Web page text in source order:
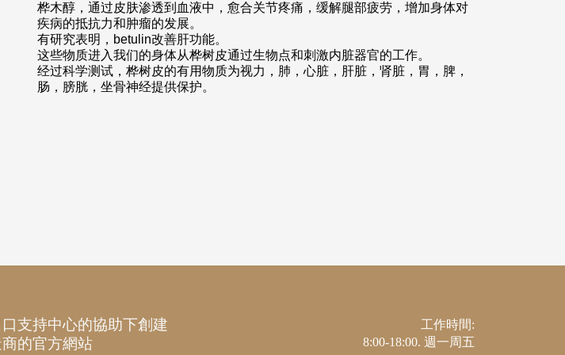
桦木醇，通过皮肤渗透到血液中，愈合关节疼痛，缓解腿部疲劳，增加身体对
疾病的抵抗力和肿瘤的发展。
有研究表明，betulin改善肝功能。
这些物质进入我们的身体从桦树皮通过生物点和刺激内脏器官的工作。
经过科学测试，桦树皮的有用物质为视力，肺，心脏，肝脏，肾脏，胃，脾，
肠，膀胱，坐骨神经提供保护。
支持中心的協助下創建
的官方網站
工作時間:
8:00-18:00. 週一周五